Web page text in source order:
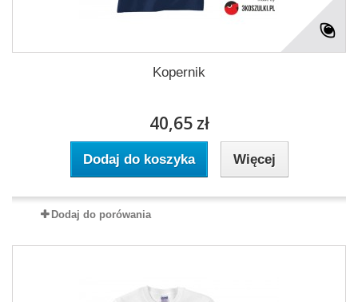
Kopernik
40,65 zł
Dodaj do koszyka Więcej
Dodaj do porówania